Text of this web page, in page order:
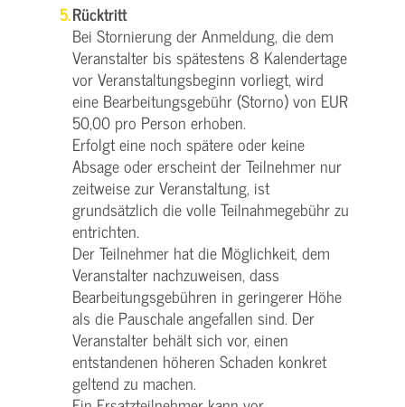
Rücktritt
Bei Stornierung der Anmeldung, die dem
Veranstalter bis spätestens 8 Kalendertage
vor Veranstaltungsbeginn vorliegt, wird
eine Bearbeitungsgebühr (Storno) von EUR
50,00 pro Person erhoben.
Erfolgt eine noch spätere oder keine
Absage oder erscheint der Teilnehmer nur
zeitweise zur Veranstaltung, ist
grundsätzlich die volle Teilnahmegebühr zu
entrichten.
Der Teilnehmer hat die Möglichkeit, dem
Veranstalter nachzuweisen, dass
Bearbeitungsgebühren in geringerer Höhe
als die Pauschale angefallen sind. Der
Veranstalter behält sich vor, einen
entstandenen höheren Schaden konkret
geltend zu machen.